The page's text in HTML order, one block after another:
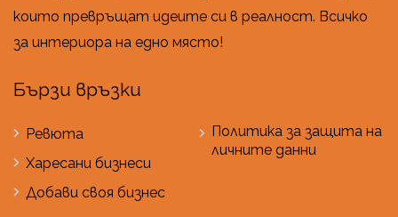
които превръщат идеите си в реалност. Всичко
за интериора на едно място!
Бързи връзки
Ревюта
Харесани бизнеси
Добави своя бизнес
Политика за защита на
личните данни